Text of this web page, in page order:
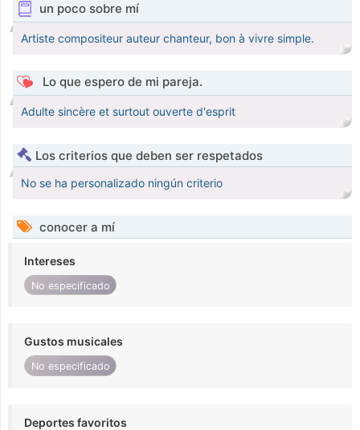
un poco sobre mí
Artiste compositeur auteur chanteur, bon à vivre simple.
Lo que espero de mi pareja.
Adulte sincère et surtout ouverte d'esprit
Los criterios que deben ser respetados
No se ha personalizado ningún criterio
conocer a mí
Intereses
No especificado
Gustos musicales
No especificado
Deportes favoritos